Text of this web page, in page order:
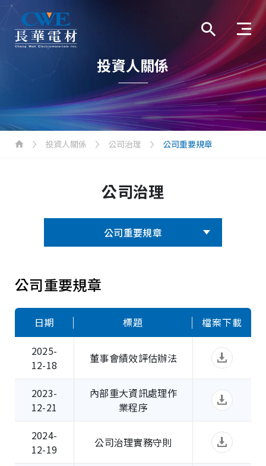
投資人關係
投資人關係 公司治理 公司重要規章
公司治理
公司重要規章
公司重要規章
日期 標題
檔案下載
2025-
12-18
董事會績效評估辦法
2023-
12-21
內部重大資訊處理作
業程序
2024-
12-19
公司治理實務守則